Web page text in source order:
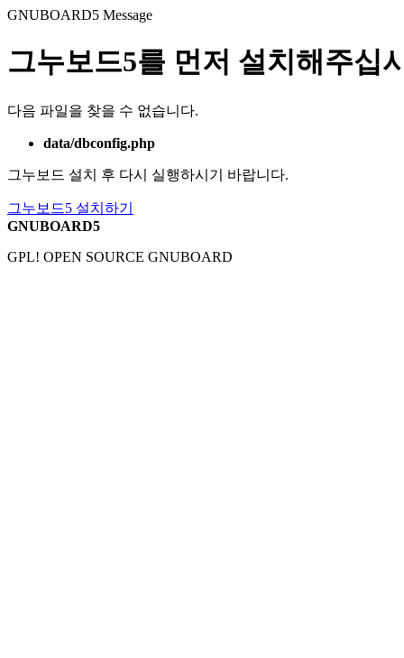
GNUBOARD5 Message
그누보드5를 먼저 설치해주십
다음 파일을 찾을 수 없습니다.
data/dbconfig.php
그누보드 설치 후 다시 실행하시기 바랍니다.
그누보드5 설치하기
GNUBOARD5
GPL! OPEN SOURCE GNUBOARD